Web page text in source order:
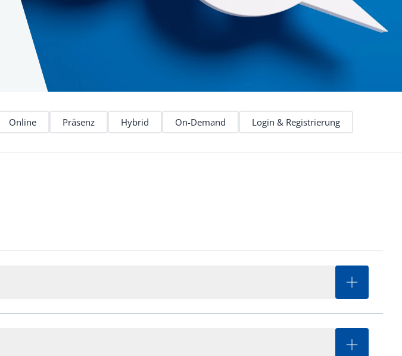
Online Präsenz Hybrid On-Demand Login & Registrierung